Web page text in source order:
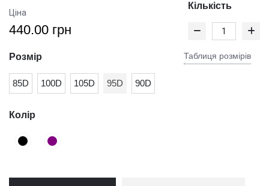
Ціна
440.00 грн
Кількість
Розмір Таблиця розмірів
85D 100D 105D 95D 90D
Колір